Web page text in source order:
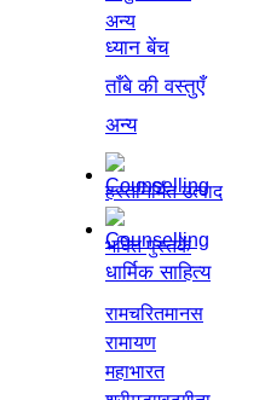
अन्य
ध्यान बेंच
ताँबे की वस्तुएँ
अन्य
हस्तनिर्मित उत्पाद
भक्ति पुस्तकें
धार्मिक साहित्य
रामचरितमानस
रामायण
महाभारत